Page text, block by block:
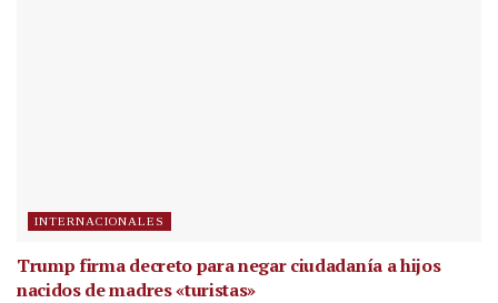
INTERNACIONALES
Trump firma decreto para negar ciudadanía a hijos
nacidos de madres «turistas»